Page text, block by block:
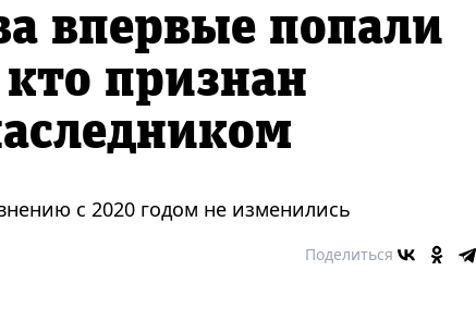
впервые попали
признан
с 2020 годом не изменились
Поделиться